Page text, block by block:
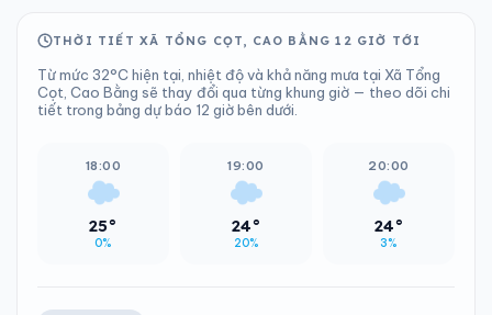
THỜI TIẾT XÃ TỔNG CỌT, CAO BẰNG 12 GIỜ TỚI
Từ mức 32°C hiện tại, nhiệt độ và khả năng mưa tại Xã Tổng
Cọt, Cao Bằng sẽ thay đổi qua từng khung giờ — theo dõi chi
tiết trong bảng dự báo 12 giờ bên dưới.
18:00
25°
0%
19:00
24°
20%
20:00
24°
3%